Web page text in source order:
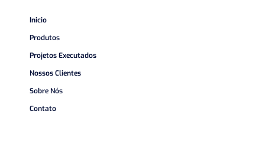
Inicio
Produtos
Projetos Executados
Nossos Clientes
Sobre Nós
Contato